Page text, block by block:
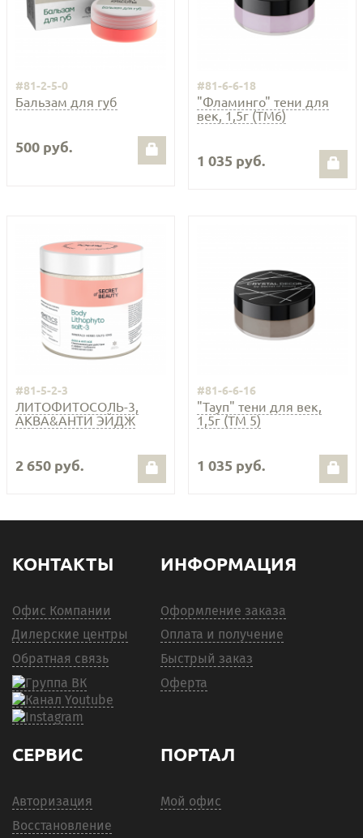
#81-2-5-0
Бальзам для губ
500 руб.
#81-6-6-18
"Фламинго" тени для
век, 1,5г (ТМ6)
1 035 руб.
#81-5-2-3
ЛИТОФИТОСОЛЬ-3,
АКВА&АНТИ ЭЙДЖ
2 650 руб.
#81-6-6-16
"Тауп" тени для век,
1,5г (ТМ 5)
1 035 руб.
КОНТАКТЫ
Офис Компании
Дилерские центры
Обратная связь
ИНФОРМАЦИЯ
Оформление заказа
Оплата и получение
Быстрый заказ
Оферта
СЕРВИС
Авторизация
Восстановление
ПОРТАЛ
Мой офис